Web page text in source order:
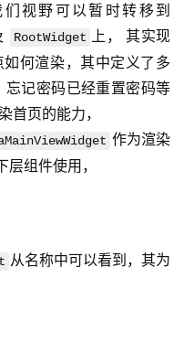
RootWidget 上， 其实现
何渲染，其中定义了多
记密码已经重置密码等
首页的能力，
组件使用，
从名称中可以看到，其为